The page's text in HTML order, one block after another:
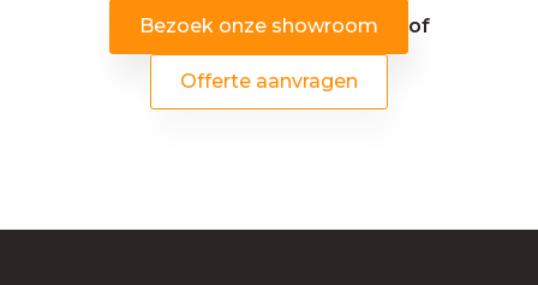
Bezoek onze showroom of
Offerte aanvragen